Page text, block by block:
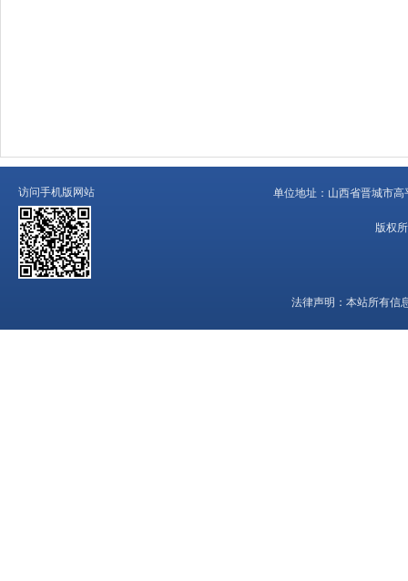
访问手机版网站 单位地址： 山西省晋城市高
版权
法律声明： 本站所有信